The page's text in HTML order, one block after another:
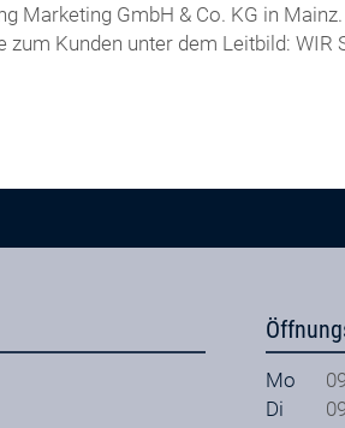
Marketing GmbH & Co. KG in
Kunden unter dem Leitbild: WIR
Mo
Di